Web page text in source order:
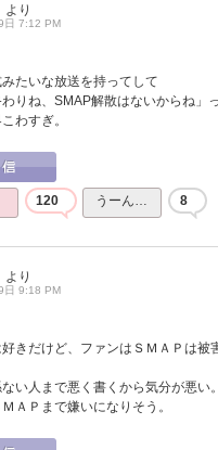
より
日 7:12 PM
たいな放送を持ってして
わりね、SMAP解散はないからね」
わすぎ。
120 うーん… 8
より
日 9:18 PM
好きだけど、ファンはＳＭＡＰは被
い人まで悪く書くから気分が悪い。
ＡＰまで嫌いになりそう。